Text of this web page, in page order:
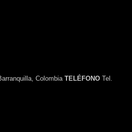
Colombia TELÉFONO Tel.